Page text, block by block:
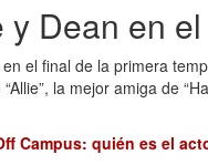
Dean en
el final de la primera
la mejor amiga de
Campus: quién es el